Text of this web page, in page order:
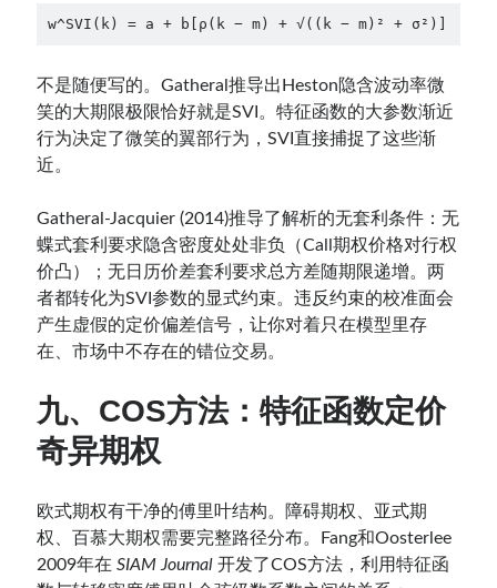
w^SVI(k) = a + b[ρ(k − m) + √((k − m)² + σ²)]
不是随便写的。Gatheral推导出Heston隐含波动率微
笑的大期限极限恰好就是SVI。特征函数的大参数渐近
行为决定了微笑的翼部行为，SVI直接捕捉了这些渐
近。
Gatheral-Jacquier (2014)推导了解析的无套利条件：无
蝶式套利要求隐含密度处处非负（Call期权价格对行权
价凸）；无日历价差套利要求总方差随期限递增。两
者都转化为SVI参数的显式约束。违反约束的校准面会
产生虚假的定价偏差信号，让你对着只在模型里存
在、市场中不存在的错位交易。
九、COS方法：特征函数定价
奇异期权
欧式期权有干净的傅里叶结构。障碍期权、亚式期
权、百慕大期权需要完整路径分布。Fang和Oosterlee
2009年在SIAM Journal 开发了COS方法，利用特征函